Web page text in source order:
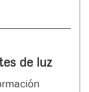
de luz